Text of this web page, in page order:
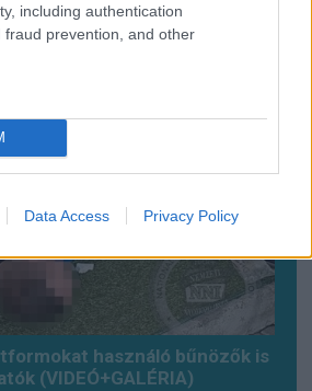
including authentication
fraud prevention, and other
Data Access Privacy Policy
jelei vannak az autópálya
(GALÉRIA)
használó bűnözők is
(VIDEÓ+GALÉRIA)